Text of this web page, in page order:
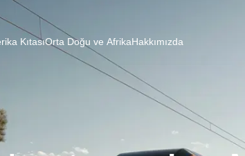
KıtasıOrta Doğu ve AfrikaHakkımızda